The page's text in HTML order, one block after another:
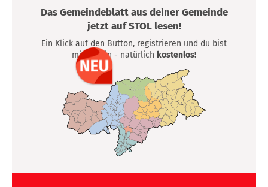
Das Gemeindeblatt aus deiner Gemeinde
jetzt auf STOL lesen!
Ein Klick auf den Button, registrieren und du bist
mittendrin - natürlich kostenlos!